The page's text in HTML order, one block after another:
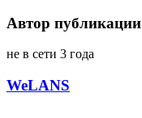
Автор публикации
не в сети 3 года
WeLANS